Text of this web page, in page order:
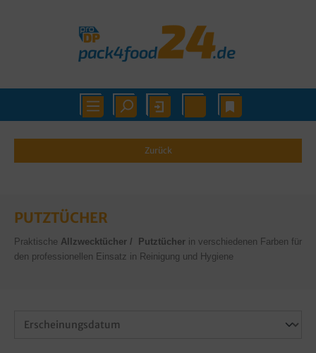
Zurück
PUTZTÜCHER
Praktische Allzwecktücher / Putztücher in verschiedenen Farben für
den professionellen Einsatz in Reinigung und Hygiene